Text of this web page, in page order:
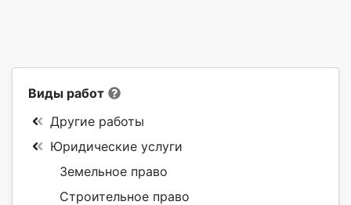
Виды работ
Другие работы
Юридические услуги
Земельное право
Строительное право